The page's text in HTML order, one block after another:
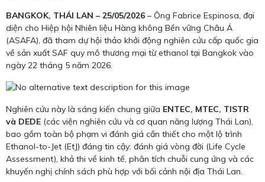
BANGKOK, THÁI LAN – 25/05/2026 – Ông Fabrice Espinosa, đại
diện cho Hiệp hội Nhiên liệu Hàng không Bền vững Châu Á
(ASAFA), đã tham dự hội thảo khởi động nghiên cứu cấp quốc gia
về sản xuất SAF quy mô thương mại từ ethanol tại Bangkok vào
ngày 22 tháng 5 năm 2026.
Nghiên cứu này là sáng kiến chung giữa ENTEC, MTEC, TISTR
và DEDE (các viện nghiên cứu và cơ quan năng lượng Thái Lan),
bao gồm toàn bộ phạm vi đánh giá cần thiết cho một lộ trình
Ethanol-to-Jet (EtJ) đáng tin cậy: đánh giá vòng đời (Life Cycle
Assessment), khả thi về kinh tế, phân tích chuỗi cung ứng và các
khuyến nghị chính sách phù hợp với bối cảnh nội địa Thái Lan.